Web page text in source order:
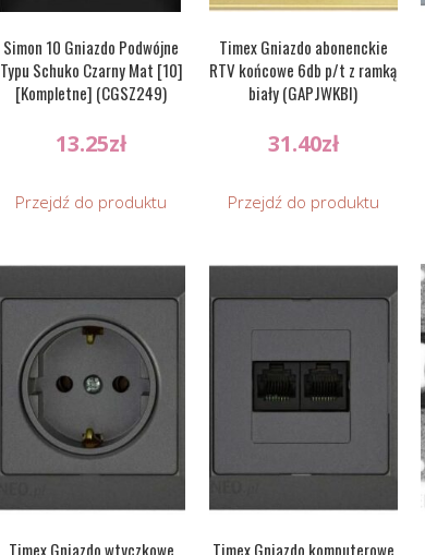
Simon 10 Gniazdo Podwójne
Typu Schuko Czarny Mat [10]
[Kompletne] (CGSZ249)
13.25zł
Przejdź do produktu
Timex Gniazdo abonenckie
RTV końcowe 6db p/t z ramką
biały (GAPJWKBI)
31.40zł
Przejdź do produktu
Timex Gniazdo wtyczkowe
Timex Gniazdo komputerowe